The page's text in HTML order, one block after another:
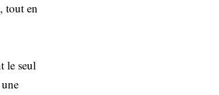
tout en
le seul